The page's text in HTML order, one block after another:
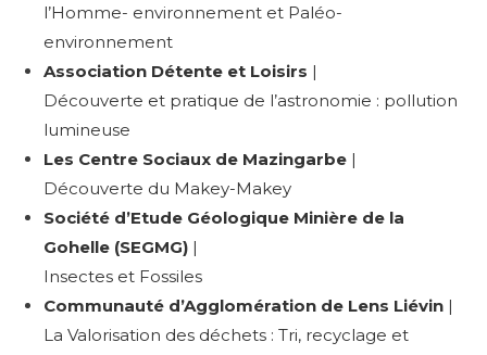
l’Homme- environnement et Paléo-
environnement
Association Détente et Loisirs |
Découverte et pratique de l’astronomie : pollution
lumineuse
Les Centre Sociaux de Mazingarbe |
Découverte du Makey-Makey
Société d’Etude Géologique Minière de la
Gohelle (SEGMG) |
Insectes et Fossiles
Communauté d’Agglomération de Lens Liévin |
La Valorisation des déchets : Tri, recyclage et